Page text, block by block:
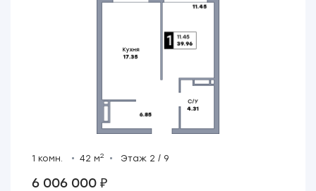
1 комн. 42 м2 Этаж 2 / 9
6 006 000 ₽